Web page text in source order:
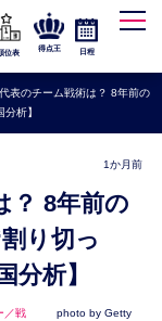
順位表
得点王 日程
表のチーム戦術は？ 8年前の
析】
1か月前
り切っ
分析】
／戦
photo by Getty